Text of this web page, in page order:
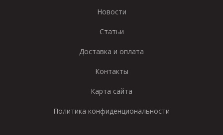
Новости
Статьи
Доставка и оплата
Контакты
Карта сайта
Политика конфиденциональности